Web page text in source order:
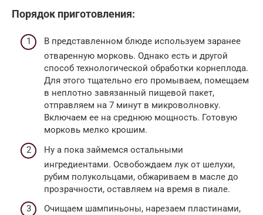
Порядок приготовления:
В представленном блюде используем заранее
отваренную морковь. Однако есть и другой
способ технологической обработки корнеплода.
Для этого тщательно его промываем, помещаем
в неплотно завязанный пищевой пакет,
отправляем на 7 минут в микроволновку.
Включаем ее на среднюю мощность. Готовую
морковь мелко крошим.
Ну а пока займемся остальными
ингредиентами. Освобождаем лук от шелухи,
рубим полукольцами, обжариваем в масле до
прозрачности, оставляем на время в пиале.
Очищаем шампиньоны, нарезаем пластинами,